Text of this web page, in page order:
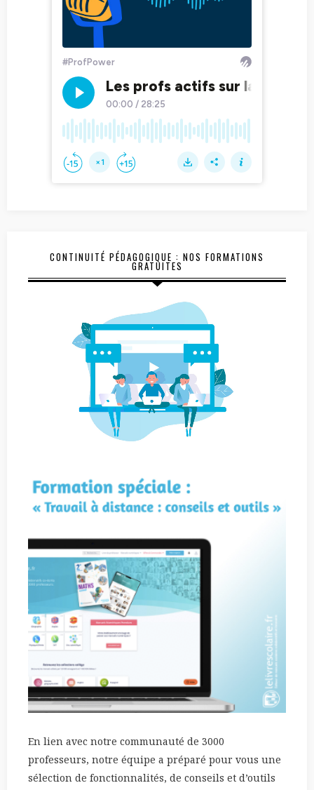
CONTINUITÉ PÉDAGOGIQUE : NOS FORMATIONS
GRATUITES
En lien avec notre communauté de 3000
professeurs, notre équipe a préparé pour vous une
sélection de fonctionnalités, de conseils et d’outils